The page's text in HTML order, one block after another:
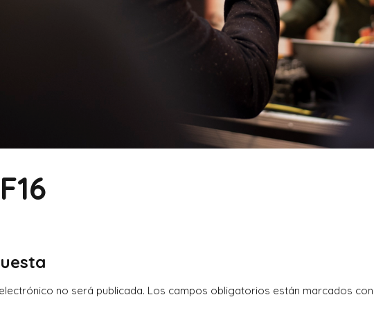
no será publicada. Los campos obligatorios están marcados